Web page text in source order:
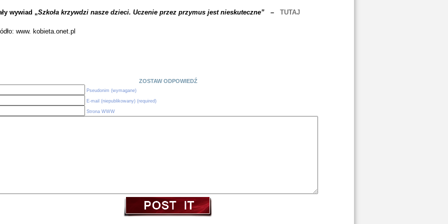
wywiad „Szkoła krzywdzi nasze dzieci. Uczenie przez przymus jest nieskuteczne” – TUTAJ
www. kobieta.onet.pl
ZOSTAW ODPOWIEDŹ
Pseudonim (wymagane)
E-mail (niepublikowany) (required)
Strona WWW